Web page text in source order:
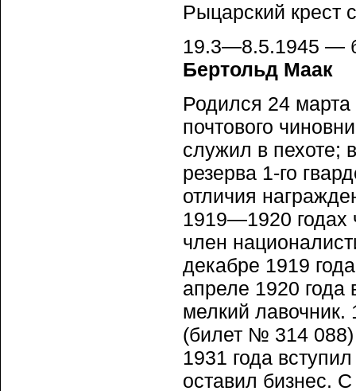
Рыцарский крест
19.3—8.5.1945 —
Бертольд Маак
Родился 24
почтового
служил в пехоте;
резерва 1-го
отличия
1919—1920 годах
член
декабре 1919
апреле 1920 года
мелкий
(билет № 314
1931 года
оставил бизнес.